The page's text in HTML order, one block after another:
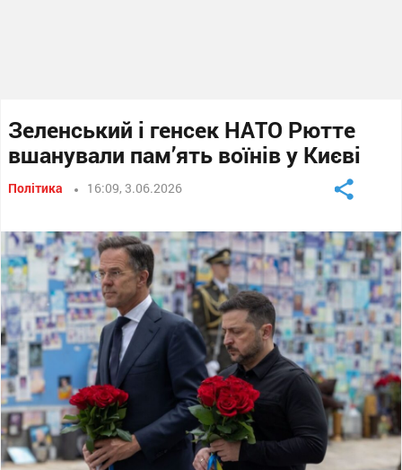
Зеленський і генсек НАТО Рютте
вшанували пам’ять воїнів у Києві
Політика 16:09, 3.06.2026